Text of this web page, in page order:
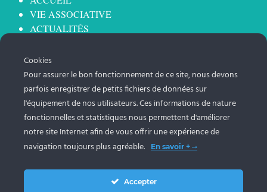
VIE ASSOCIATIVE
ACTUALITÉS
OFFRE DE FORMATION
NOUS REJOINDRE
LES VIOLENCES ÉDUCATIVES ORDINAIRES (VEO)
ANIMATION RÉSEAU PARENTALITÉ
Information
Mentions légales
Cookies
Pour assurer le bon fonctionnement de ce site, nous devons
parfois enregistrer de petits fichiers de données sur
l'équipement de nos utilisateurs. Ces informations de nature
fonctionnelles et statistiques nous permettent d'améliorer
notre site Internet afin de vous offrir une expérience de
navigation toujours plus agréable.
En savoir +
Accepter